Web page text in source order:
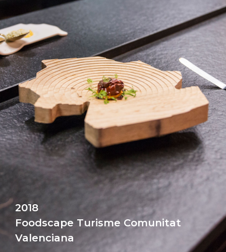
2018
Foodscape Turisme Comunitat
Valenciana